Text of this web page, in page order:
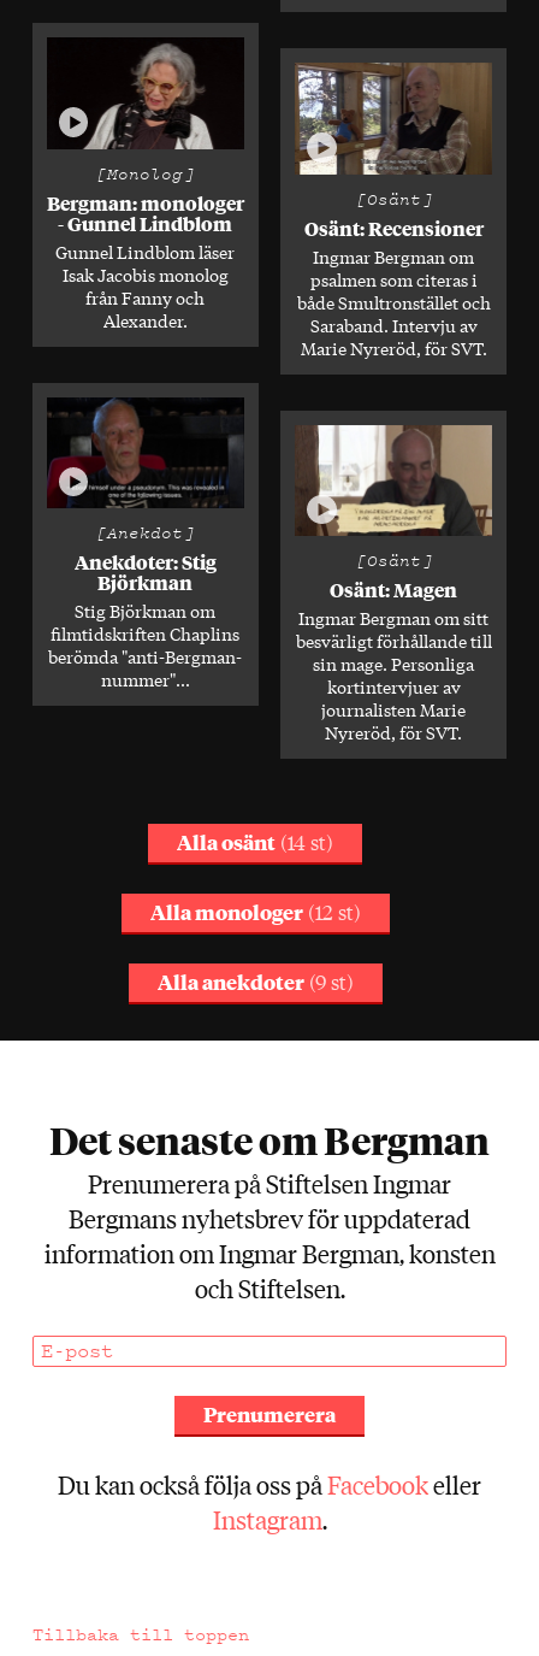
Spela
[Monolog]
Bergman: monologer
- Gunnel Lindblom
Gunnel Lindblom läser
Isak Jacobis monolog
från Fanny och
Alexander.
Spela
[Osänt]
Osänt: Recensioner
Ingmar Bergman om
psalmen som citeras i
både Smultronstället och
Saraband. Intervju av
Marie Nyreröd, för SVT.
Spela
[Anekdot]
Anekdoter: Stig
Björkman
Stig Björkman om
filmtidskriften Chaplins
berömda "anti-Bergman-
nummer"...
Spela
[Osänt]
Osänt: Magen
Ingmar Bergman om sitt
besvärligt förhållande till
sin mage. Personliga
kortintervjuer av
journalisten Marie
Nyreröd, för SVT.
Alla osänt (14 st)
Alla monologer(12 st)
Alla anekdoter(9 st)
Det senaste om Bergman
Prenumerera på Stiftelsen Ingmar
Bergmans nyhetsbrev för uppdaterad
information om Ingmar Bergman, konsten
och Stiftelsen.
Prenumerera
Du kan också följa oss påFacebookeller
Instagram.
Tillbaka till toppen